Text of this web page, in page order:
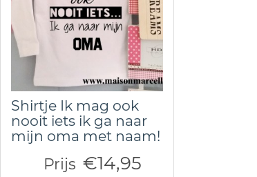
Shirtje Ik mag ook
nooit iets ik ga naar
mijn oma met naam!
Prijs €14,95